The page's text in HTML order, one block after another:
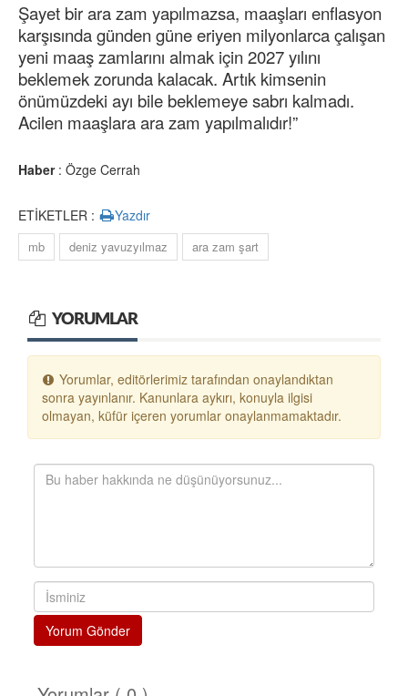
Şayet bir ara zam yapılmazsa, maaşları enflasyon
karşısında günden güne eriyen milyonlarca çalışan
yeni maaş zamlarını almak için 2027 yılını
beklemek zorunda kalacak. Artık kimsenin
önümüzdeki ayı bile beklemeye sabrı kalmadı.
Acilen maaşlara ara zam yapılmalıdır!”
Haber: Özge Cerrah
ETİKETLER : Yazdır
mb deniz yavuzyılmaz ara zam şart
YORUMLAR
Yorumlar, editörlerimiz tarafından onaylandıktan
sonra yayınlanır. Kanunlara aykırı, konuyla ilgisi
olmayan, küfür içeren yorumlar onaylanmamaktadır.
Yorum Gönder